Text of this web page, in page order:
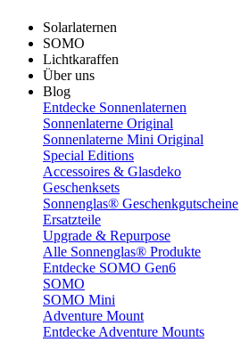
Solarlaternen
SOMO
Lichtkaraffen
Über uns
Blog
Entdecke Sonnenlaternen
Sonnenlaterne Original
Sonnenlaterne Mini Original
Special Editions
Accessoires & Glasdeko
Geschenksets
Sonnenglas® Geschenkgutscheine
Ersatzteile
Upgrade & Repurpose
Alle Sonnenglas® Produkte
Entdecke SOMO Gen6
SOMO
SOMO Mini
Adventure Mount
Entdecke Adventure Mounts